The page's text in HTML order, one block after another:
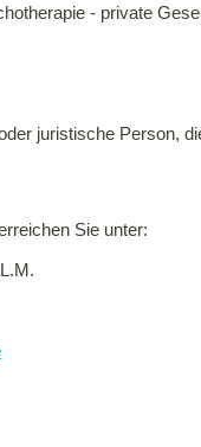
- private
juristische Person,
Sie unter: